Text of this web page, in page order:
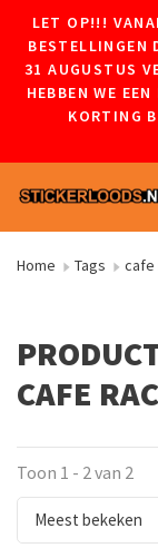
LET OP!!!
BESTELLINGEN
31 AUGUSTUS
HEBBEN WE
KORTING
Home Tags cafe
CAFE
Toon 1 - 2 van 2
Meest bekeken